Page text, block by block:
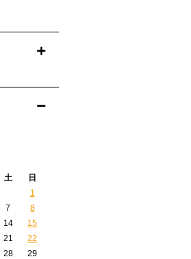
土
日
1
7
8
14
15
21
22
28
29